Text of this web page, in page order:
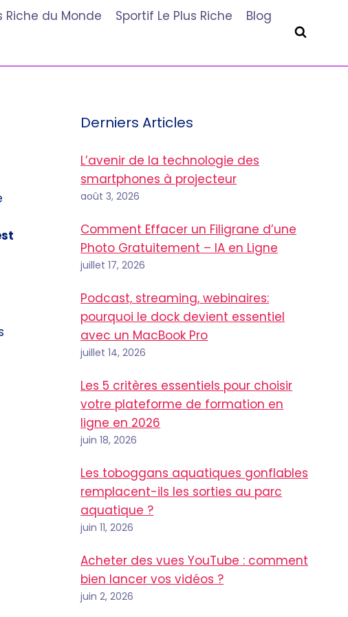
Riche du Monde Sportif Le Plus Riche
Blog
Derniers Articles
L’avenir de la technologie des
smartphones à projecteur
août 3, 2026
Comment Effacer un Filigrane d’une
Photo Gratuitement – IA en Ligne
juillet 17, 2026
Podcast, streaming, webinaires:
pourquoi le dock devient essentiel
avec un MacBook Pro
juillet 14, 2026
Les 5 critères essentiels pour choisir
votre plateforme de formation en
ligne en 2026
juin 18, 2026
Les toboggans aquatiques gonflables
remplacent-ils les sorties au parc
aquatique ?
juin 11, 2026
Acheter des vues YouTube : comment
bien lancer vos vidéos ?
juin 2, 2026